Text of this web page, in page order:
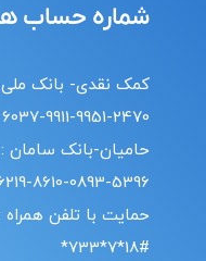
شماره حساب
کمک نقدی- بانک
6037-9911-9951-2470
حامیان-بانک سامان :
8610-0893-5396
حمایت با تلفن همراه
18#*7*733*